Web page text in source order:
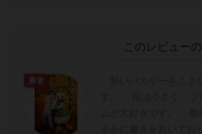
このレビュー